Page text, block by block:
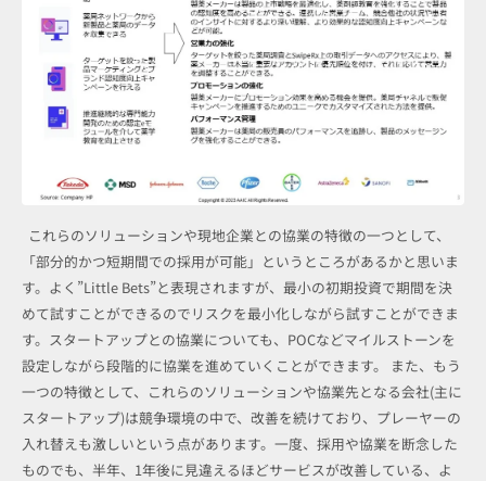
これらのソリューションや現地企業との協業の特徴の一つとして、
「部分的かつ短期間での採用が可能」というところがあるかと思いま
す。よく”Little Bets”と表現されますが、最小の初期投資で期間を決
めて試すことができるのでリスクを最小化しながら試すことができま
す。スタートアップとの協業についても、POCなどマイルストーンを
設定しながら段階的に協業を進めていくことができます。 また、もう
一つの特徴として、これらのソリューションや協業先となる会社(主に
スタートアップ)は競争環境の中で、改善を続けており、プレーヤーの
入れ替えも激しいという点があります。一度、採用や協業を断念した
ものでも、半年、1年後に見違えるほどサービスが改善している、よ